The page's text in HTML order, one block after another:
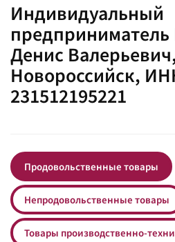
Индивидуальный
предприниматель
Денис
Новороссийск,
231512195221
Продовольственные товары
Непродовольственные товары
Товары производственно-